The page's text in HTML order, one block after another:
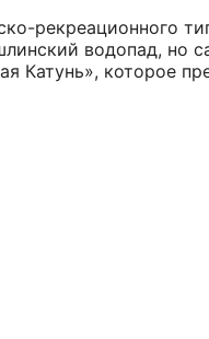
рекреационного
водопад, но
Катунь», которое